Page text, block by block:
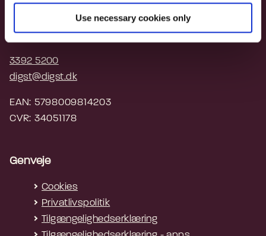
Use necessary cookies only
1301 København K
3392 5200
digst@digst.dk
EAN: 5798009814203
CVR: 34051178
Genveje
Cookies
Privatlivspolitik
Tilgængelighedserklæring